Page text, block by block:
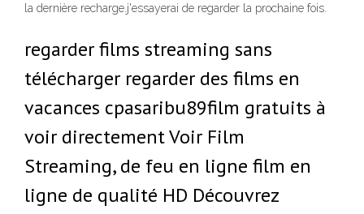
la dernière recharge.j'essayerai de regarder la prochaine fois.
regarder films streaming sans
télécharger regarder des films en
vacances cpasaribu89film gratuits à
voir directement Voir Film
Streaming, de feu en ligne film en
ligne de qualité HD Découvrez